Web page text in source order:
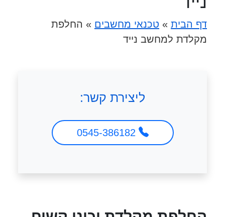
דף הבית » טכנאי מחשבים » החלפת
מקלדת למחשב נייד
ליצירת קשר: